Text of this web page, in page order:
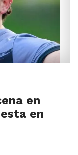
en
en